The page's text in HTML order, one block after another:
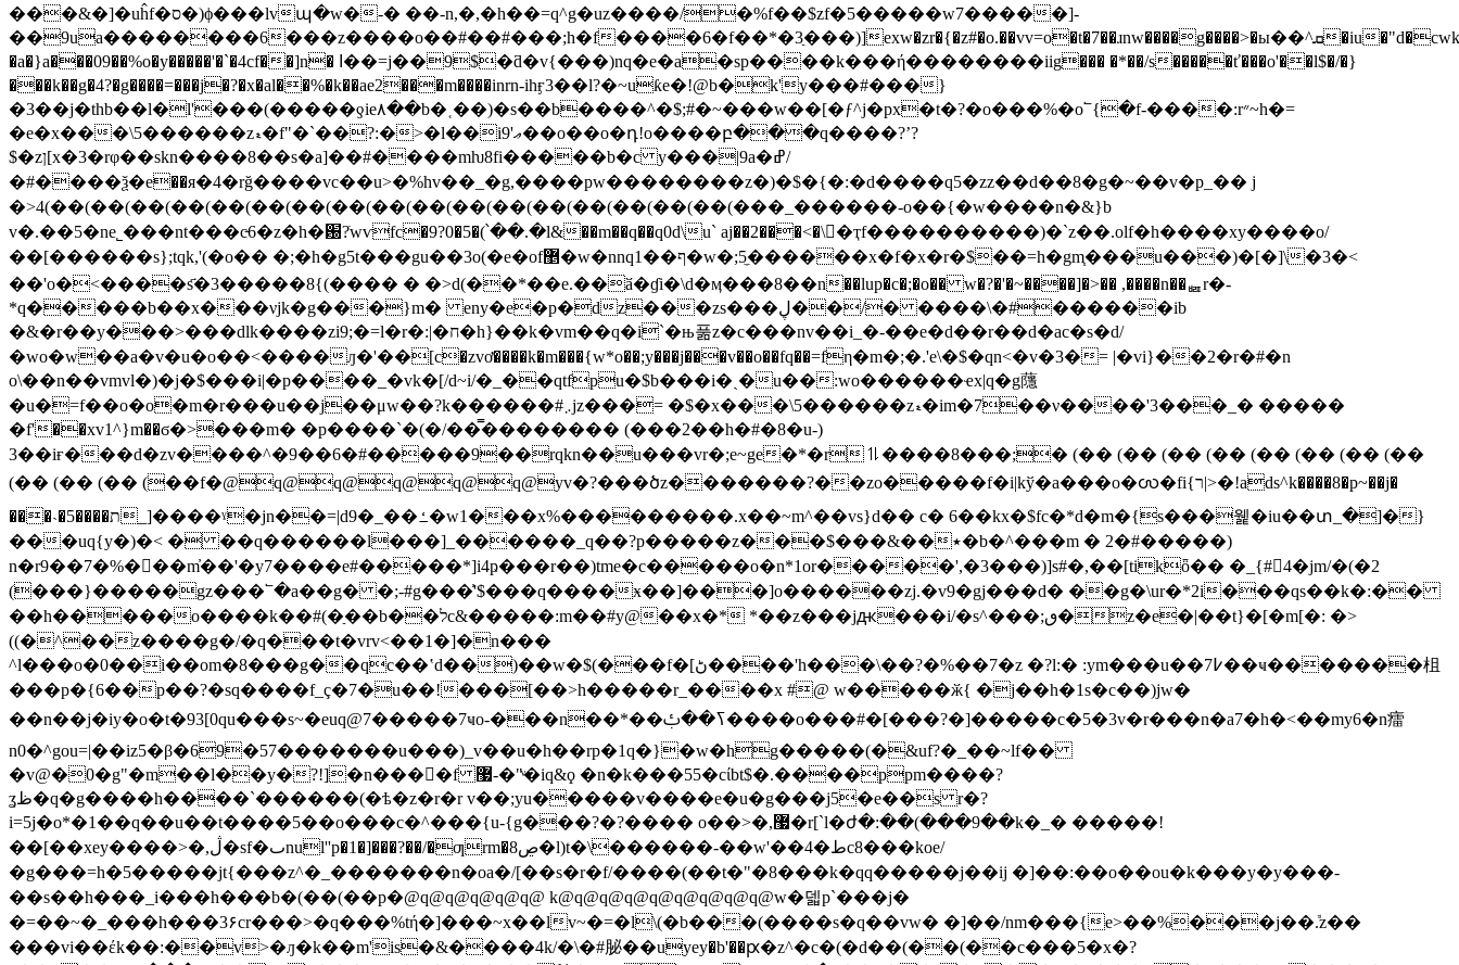
���&�]�uĥf�ס�)ϕ���lvպ�w�-� ��-n,�,�h��=q^g�uz����/�%f��$zf�5�����w7�����]-
��9ua��������6���z����o��#��#���;h�f����6�f��*�3ַ���)]exw�zr�{�z#�o.��vv=o�t�7��ɹnw����g����>�ы��^ܩ�iu�"d�cwk�n�>���qp����h(�2
�a�}a���09��%o�y�����'�`�4cf��]n� ߊ��=j��9$�ƌ�v{���)nq�e�a�sp����k���ή��������iig��� �*��/s�����ť���o'��l$�/�}
���k��g�4?�g����=���j�?�x�al��%�k��ae2���m����inrn-ihӻ3��l?�~uƙe�!@b�k'y���#���}
�3��j�thb��l�l'���(�����ƍie٨��b�˱��)�s��b����^�$;#�~���w��[�ƒ^j�px�t�?�o���%�o՟{�f-����:r״~h�=
�e�x���\5������zޑ�f"�`��?:�>�l��i9'ޢ��o��o�դ!o����բ���q����?ʼ?
$�zן[x�3�rφ��skn����8��s�a]��#����mƕ8fi�����b�c y���|9a�ߝ/
�#����ѯ�e��я�4�rğ����vc��u>�%hv��_�g,����pw��������z�)�$�{�:�d����q5�zz��d��8�g�~��v�p_�� j
�>4(��(��(��(��(��(��(��(��(��(��(��(��(��(��(��(��(��(���_������-o��{�w����n�&}b
v�.��5�ne˾���nt���c̵6�z�h�԰?ֹwѵfc�9?0�5�(՝��.�l&��m��q��q0d\u` aj��2���<�\򄣹�ҭf����������)�`z��.olf�h����xy����o/
��[������s};tqk,'(�o�� �;�h�g5t���gu��3o(�e�of޵�w�nnqף��1�w�;5̼������x�f�x�r�$��=h�gm֧���u���)�[�]\�3�<
��'o�<����s҃�3�����8{(���� � �>d(��*��e.��ӑ�ɠi�\d�ӎ���8��n��lup�c�;�o�� w�?�'�~����]�>�� ,����n��ퟤr�-
*q�����b��x���νjk�g���}m� eny�e�p�dz���zs���ڸ��/� ����\�#������ib
�&�r��y���>���dlk����zi9;�=l�r�:|�ח�h}�؜�k�vm��q�i`�њ풂z�c���nv��i_�-��e�d��r��d�ac�s�d/
�wo�w��a�v�u�o��<����ԓ�'��[c�zvơ����k�m���{w*o��;y���j���v��o��fq��=fη�m�;�.'e\�$�qn<�v�3�= |�vi}��2�r�#�n
o\��n��vmvl�)�j�$���i|�p����_�vk�[/d~i/�_��qtfpu�$b���i�ˏ�u��:wo������ҽx|q�g蘟
�u�=f��o�o�m�r���u��j��μw��?k������#܇jz���= �$�x���\5������zޑ�im�7��ν����'3���_� �����
�f'��xv1^}m��ϭ�>���m� �p����`�(�/��̿�������� (���2��h�#�8�u-)
3��iғ���d�zv����^�9��6�#�����9��rqkn��u���vr�;e~ge�*�r⥮����8���;� (�� (�� (�� (�� (�� (�� (�� (��
(�� (�� (�� (��f�@q@q@q@q@q@yv�?���ծz�������?��zo�����f�i|kў�a���o�ꩬ�fi{ר|>�!ads^k����8�p~��j�
���˴�5����ת_]����ˠ�jn��=|d9�_��ߑ�w1���x%���������.x��~m^��vs}d�� c� 6��kx�$fc�*d�m�{s���웵�iu��տ_�]�}
���uq{y�)�< � ��q������l���]_������_q��?p�����z���$���&��٭�b�^���m � 2�#�����)
n�r9��7�%�򫹤��m̓��'�y7����e#�����*]i4ҏ���r��)tme�c�����o�n*1or�����',�3���)]s#�,��[tikȫ�� �_{#󙤧4�jm/�(�2
(���}�����gz���՟�a��g� �;-#g���͗'$���q����ӿ��]���]o������zj.�v9�gj���d� ��g�\ur�*2i���qs��k�:��
��h�����o����k��#(�ַ��b��לc&�����:m��#y@��x�* *��z���jԫ���i/�s^���;ٯ�z�e�|��t}�[�m[�: �>
((�^��z����g�/�q���t�vrv<��1�]�n���
^l���o�0��i��om�8���g��qc��ʽd��)��w�$(���f�[ڻ����'h���\��?�%��7�z �?l:� :ym���u��7߇��ҹ�������柤
���p�{6��p��?�sq����f_ç�7�u��!���[��>h�����r_����x #@ w�����ӂ{ �j��h�1s�c��)jw�
��n��j�iy�o�t�93[0qu���s~�euq@7�����7ҹo-���n��*��ߖ��ࢡ����o���#�[���?�]�����c�5�3v�r���n�a7�h�<��my6�n癗
n0�^gou=|��iz5�β�69�57�������u���)_v��u�h��rp�1q�}�w�hg�����(�&uf?�_��~lf��
�v@�0�g"�m��l��y�?!]�n���񣌩�f ޷-�"ͮ�iq&ϙ �n�k���55�cίbt$�.����ppm����?
ʓظ�q�g����h����`������(�ѣ�z�r�r v��;yu�����v����e�u�g���j5�e��s r�?
i=5j�o*�1��q��u��t����5��o���c�^���{u-{g���?�?���� o��>�,޷�r[`l�ժ�:��(���9��k�_� �����!
��[��xey����>�,ڷ�sf�ٮnul''p�1�]���?��/�ƣrm�ڝ8�l)t�\������-��w'��4�طc8���koe/
�g���=h�5�����jt{���z^�_�������n�oa�/[��s�r�f/����(��t�"�8���k�qq�����j��ij �]��:��o��ou�k���y�y� ��-
��s��h���_i���h���b�(��(�� p�@q@q@q@q@q@ k@q@q@q@q@q@q@q@q@w�덻p`���j�
�=��~�_���h���3۶cr���>�q���%tή�]���~x��lv~�=�l\(�b���(����s�q��vw� �]��/nm���{e>��%���j��ܽ.z��
���vi��έk��:��v>�ԓ�k��m'is�&����4k/�\�#䏟��uyey�b'��ԗ�z^�c�(�d��(��(��c���5�x�?